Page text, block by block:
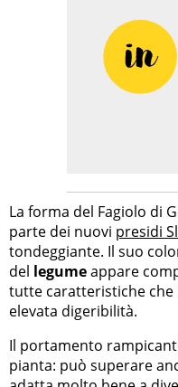
La forma del Fagiolo di
parte dei nuovi presidi
tondeggiante. Il suo
del legumeappare
tutte caratteristiche che
elevata digeribilità.
Il portamento
pianta: può superare